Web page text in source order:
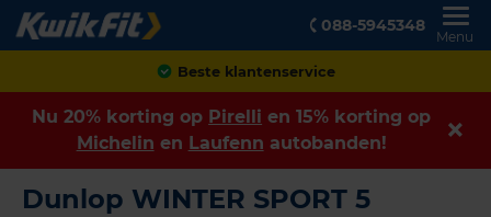
088-5945348
Menu
Achteraf betalen
Nu 20% korting op Pirelli en 15% korting op
Michelin en Laufenn autobanden!
Dunlop WINTER SPORT 5